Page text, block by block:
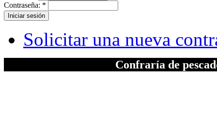
Contraseña: *
Solicitar una nueva
Confraría de